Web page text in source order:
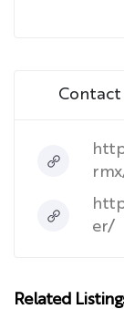
er/
Related